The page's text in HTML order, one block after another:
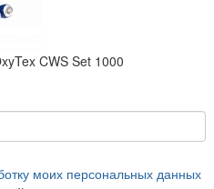
CWS Set 1000
моих персональных данных